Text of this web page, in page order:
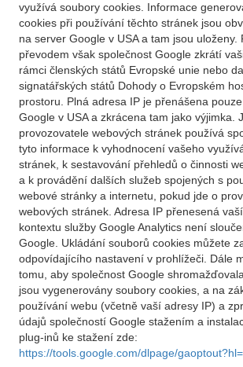
využívá soubory cookies. Informace
cookies při používání těchto stránek jsou
na server Google v USA a tam jsou uloženy.
převodem však společnost Google zkrátí
rámci členských států Evropské unie nebo
signatářských států Dohody o Evropském
prostoru. Plná adresa IP je přenášena
Google v USA a zkrácena tam jako výjimka.
provozovatele webových stránek používá
tyto informace k vyhodnocení vašeho
stránek, k sestavování přehledů o činnosti
a k provádění dalších služeb spojených s
webové stránky a internetu, pokud jde o
webových stránek. Adresa IP přenesená
kontextu služby Google Analytics není
Google. Ukládání souborů cookies můžete
odpovídajícího nastavení v prohlížeči. Dále
tomu, aby společnost Google
jsou vygenerovány soubory cookies, a na
používání webu (včetně vaší adresy IP) a
údajů společností Google stažením a
plug-inů ke stažení zde:
https://tools.google.com/dlpage/